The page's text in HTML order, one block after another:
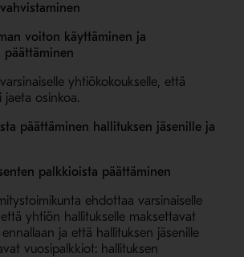
voiton käyttäminen ja
päättäminen
yhtiökokoukselle, että
jaeta osinkoa.
päättäminen hallituksen jäsenille ja
palkkioista päättäminen
ehdottaa varsinaiselle
yhtiön hallitukselle maksettavat
ja että hallituksen jäsenille
vuosipalkkiot: hallituksen